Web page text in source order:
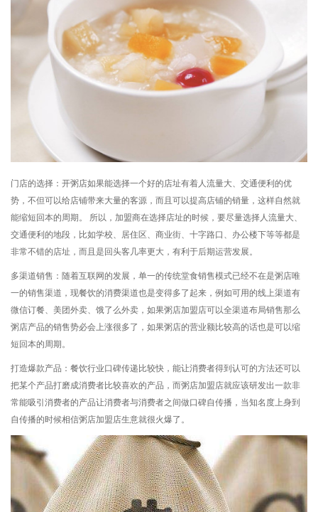
门店的选择：开粥店如果能选择一个好的店址有着人流量大、交通便利的优
势，不但可以给店铺带来大量的客源，而且可以提高店铺的销量，这样自然就
能缩短回本的周期。 所以，加盟商在选择店址的时候，要尽量选择人流量大、
交通便利的地段，比如学校、居住区、商业街、十字路口、办公楼下等等都是
非常不错的店址，而且是回头客几率更大，有利于后期运营发展。
多渠道销售：随着互联网的发展，单一的传统堂食销售模式已经不在是粥店唯
一的销售渠道，现餐饮的消费渠道也是变得多了起来，例如可用的线上渠道有
微信订餐、美团外卖、饿了么外卖，如果粥店加盟店可以全渠道布局销售那么
粥店产品的销售势必会上涨很多了，如果粥店的营业额比较高的话也是可以缩
短回本的周期。
打造爆款产品：餐饮行业口碑传递比较快，能让消费者得到认可的方法还可以
把某个产品打磨成消费者比较喜欢的产品，而粥店加盟店就应该研发出一款非
常能吸引消费者的产品让消费者与消费者之间做口碑自传播，当知名度上身到
自传播的时候相信粥店加盟店生意就很火爆了。